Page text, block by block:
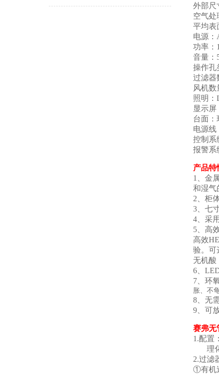
外部尺
空气处
平均表
电源：
功率：
音量：
操作孔
过滤器
风机数
照明：
显示
台面：
电源线
控制系
报警系
产品特
1、金
和湿气
2、柜
3、七
4、采
5、高
高效
验。可
无机酸
6、
7、环
胀、不
8、无
9、可
赛弗无
1.
理化
2.过滤
①有机